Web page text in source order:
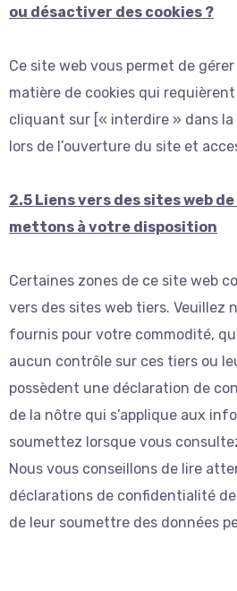
ou désactiver des cookies ?
Ce site web vous permet de
matière de cookies qui
cliquant sur [« interdire » dans la
lors de l’ouverture du site et
2.5 Liens vers des sites web
mettons à votre disposition
Certaines zones de ce site web
vers des sites web tiers. Veuillez
fournis pour votre commodité,
aucun contrôle sur ces tiers ou
possèdent une déclaration de
de la nôtre qui s’applique aux
soumettez lorsque vous
Nous vous conseillons de lire
déclarations de confidentialité
de leur soumettre des données